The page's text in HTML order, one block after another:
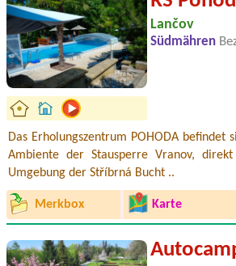
Lančov
Südmähren
Das Erholungszentrum POHODA befindet
Ambiente der Stausperre Vranov,
Umgebung der Stříbrná Bucht ..
Merkbox Karte